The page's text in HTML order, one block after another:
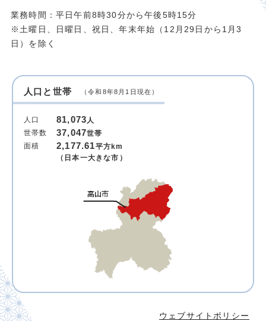
業務時間：平日午前8時30分から午後5時15分
※土曜日、日曜日、祝日、年末年始（12月29日から1月3
日）を除く
人口と世帯 （令和8年8月1日現在）
人口 81,073人
世帯数
37,047世帯
面積
2,177.61平方km
（日本一大きな市）
ウェブサイトポリシー